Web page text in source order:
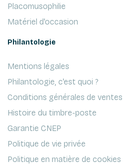
Placomusophilie
Matériel d'occasion
Philantologie
Mentions légales
Philantologie, c'est quoi ?
Conditions générales de ventes
Histoire du timbre-poste
Garantie CNEP
Politique de vie privée
Politique en matière de cookies